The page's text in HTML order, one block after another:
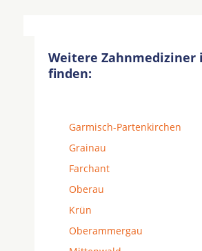
Weitere Zahnmediziner
finden:
Garmisch-Partenkirchen
Grainau
Farchant
Oberau
Krün
Oberammergau